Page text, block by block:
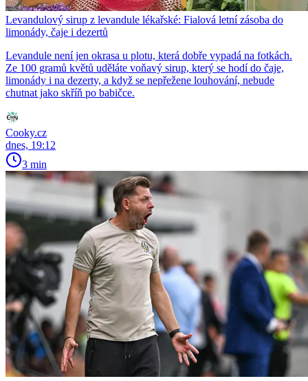
Levandulový sirup z levandule lékařské: Fialová letní zásoba do
limonády, čaje i dezertů
Levandule není jen okrasa u plotu, která dobře vypadá na fotkách.
Ze 100 gramů květů uděláte voňavý sirup, který se hodí do čaje,
limonády i na dezerty, a když se nepřežene louhování, nebude
chutnat jako skříň po babičce.
Cooky.cz
dnes, 19:12
3 min